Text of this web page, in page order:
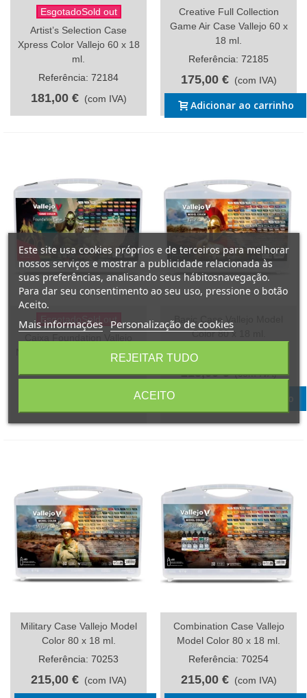
EsgotadoSold out
Artist’s Selection Case
Xpress Color Vallejo 60 x 18
ml.
Referência: 72184
181,00 € (com IVA)
Creative Full Collection
Game Air Case Vallejo 60 x
18 ml.
Referência: 72185
175,00 € (com IVA)
Adicionar ao carrinho
EsgotadoSold out
New Game Color 80 x 18 ml.
Basic Case Vallejo Model
Color 80 x 18 ml.
Referência: 70252
215,00 € (com IVA)
Adicionar ao carrinho
Military Case Vallejo Model
Color 80 x 18 ml.
Referência: 70253
215,00 € (com IVA)
Combination Case Vallejo
Model Color 80 x 18 ml.
Referência: 70254
215,00 € (com IVA)
Este site usa cookies próprios e de terceiros para melhorar
nossos serviços e mostrar a publicidade relacionada às
suas preferências, analisando seus hábitosnavegação.
Para dar seu consentimento ao seu uso, pressione o botão
Aceito.
Mais informações Personalização de cookies
REJEITAR TUDO
ACEITO